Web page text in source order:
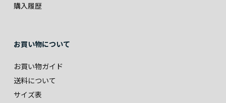
購入履歴
お買い物について
お買い物ガイド
送料について
サイズ表